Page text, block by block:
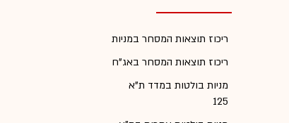
ריכוז תוצאות המסחר במניות
ריכוז תוצאות המסחר באג"ח
מניות בולטות במדד ת"א
125